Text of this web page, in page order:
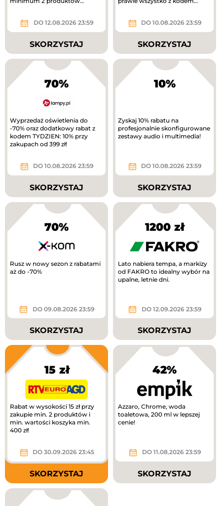
DO 12.08.2026 23:59
SKORZYSTAJ
DO 10.08.2026 23:59
SKORZYSTAJ
70%
Wyprzedaż oświetlenia do
-70% oraz dodatkowy rabat z
kodem TYDZIEN: 10% przy
zakupach od 399 zł!
DO 10.08.2026 23:59
SKORZYSTAJ
10%
Zyskaj 10% rabatu na
profesjonalnie skonfigurowane
zestawy audio i multimedia!
DO 10.08.2026 23:59
SKORZYSTAJ
70%
Rusz w nowy sezon z rabatami
aż do -70%
DO 09.08.2026 23:59
SKORZYSTAJ
1200 zł
Lato nabiera tempa, a markizy
od FAKRO to idealny wybór na
upalne, letnie dni.
DO 12.09.2026 23:59
SKORZYSTAJ
15 zł
Rabat w wysokości 15 zł przy
zakupie min. 2 produktów i
min. wartości koszyka min.
400 zł!
DO 30.09.2026 23:45
SKORZYSTAJ
42%
Azzaro, Chrome, woda
toaletowa, 200 ml w lepszej
cenie!
DO 11.08.2026 23:59
SKORZYSTAJ